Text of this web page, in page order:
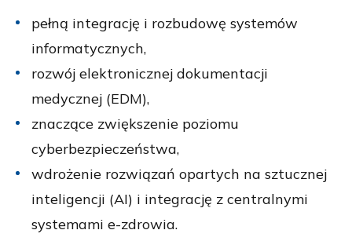
pełną integrację i rozbudowę systemów
informatycznych,
rozwój elektronicznej dokumentacji
medycznej (EDM),
znaczące zwiększenie poziomu
cyberbezpieczeństwa,
wdrożenie rozwiązań opartych na sztucznej
inteligencji (AI) i integrację z centralnymi
systemami e-zdrowia.